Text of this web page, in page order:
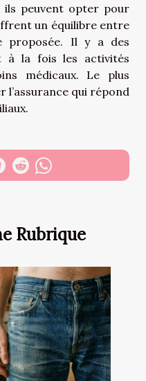
Rubrique
ils peuvent opter pour
un équilibre entre
proposée. Il y a des
à la fois les activités
médicaux. Le plus
qui répond